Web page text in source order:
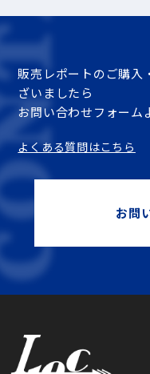
販売レポートのご購入
ざいましたら
お問い合わせフォーム
よくある質問はこちら
お問